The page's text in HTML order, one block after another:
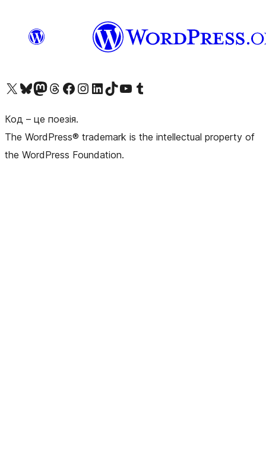
Visit our X (formerly Twitter) account
Visit our Bluesky account
Завітайте до нашої стрічки в Mastodon
Visit our Threads account
Завітайте на нашу сторінку в Facebook
Visit our Instagram account
Visit our LinkedIn account
Visit our TikTok account
Visit our YouTube channel
Visit our Tumblr account
Код – це поезія.
The WordPress® trademark is the intellectual property of
the WordPress Foundation.